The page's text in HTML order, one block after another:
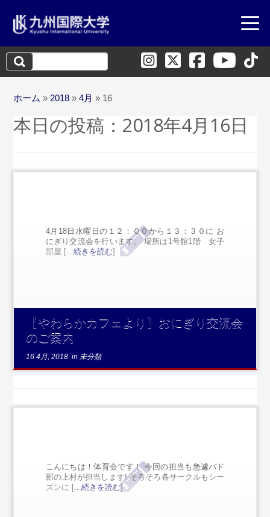
検
索:
ホーム » 2018 » 4月 » 16
本日の投稿： 2018年4月16日
4月18日水曜日の１２：００から１３：３０に お
にぎり交流会を行います。 場所は1号館1階 女子
部屋 [...続きを読む]
【やわらかカフェより】おにぎり交流会
のご案内
16 4月, 2018 in未分類
こんにちは！体育会です！ 今回の担当も急遽バド
部の上村が担当します! そろそろ各サークルもシー
ズンに [...続きを読む]